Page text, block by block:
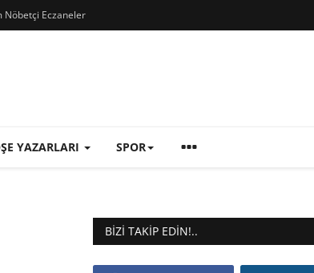
Nöbetçi Eczaneler
YAZARLARI SPOR
BIZI TAKIP EDIN!..